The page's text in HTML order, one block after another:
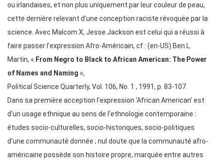
ou irlandaises, et non plus uniquement par leur couleur de peau,
cette dernière relevant d’une conception raciste révoquée par la
science. Avec Malcom X, Jesse Jackson est celui qui a réussi à
faire passer l’expression Afro-Américain, cf : (en-US) Ben L.
Martin, « From Negro to Black to African American: The Power
of Names and Naming »,
Political Science Quarterly, Vol. 106, No. 1 , 1991, p. 83-107.
Dans sa première acception l’expression ‘African American’ est
d’un usage ethnique au sens de l’ethnologie contemporaine :
études socio-culturelles, socio-historiques, socio-politiques
d’une communauté donnée ; nul doute que la communauté afro-
américaine possède son histoire propre, marquée entre autres